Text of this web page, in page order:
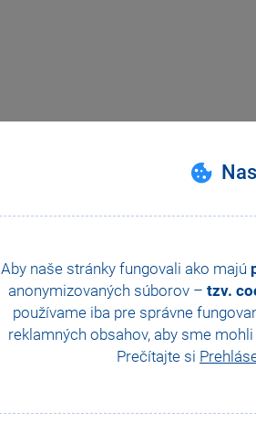
Aby naše stránky fungovali ako majú
anonymizovaných súborov – tzv.
používame iba pre správne
reklamných obsahov, aby sme
Prečítajte si